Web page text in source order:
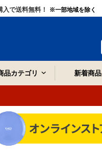
で送料無料！ ※一部地域を除く
品カテゴリ 新着商品